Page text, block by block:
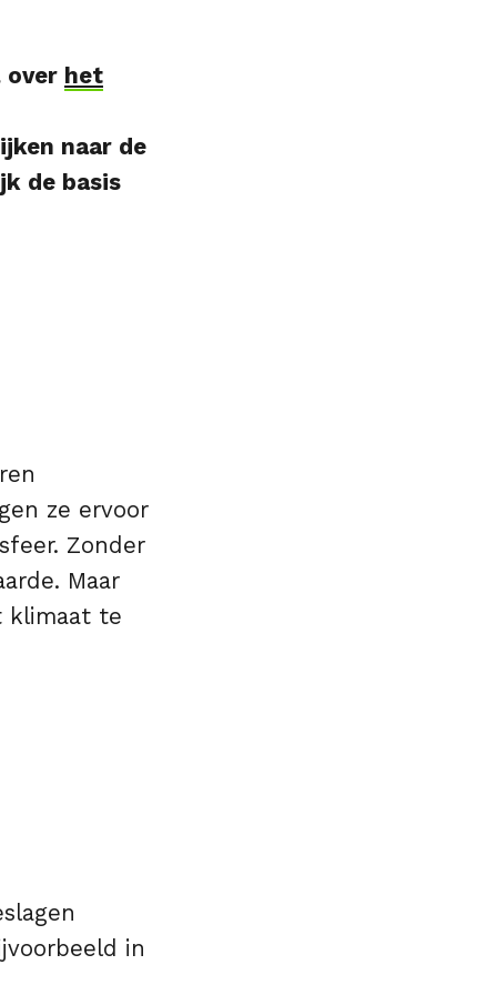
over het
naar de
de basis
ze ervoor
Zonder
Maar
klimaat te
in